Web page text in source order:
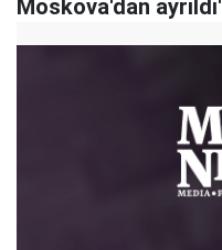
Moskova'dan ayrıldı'